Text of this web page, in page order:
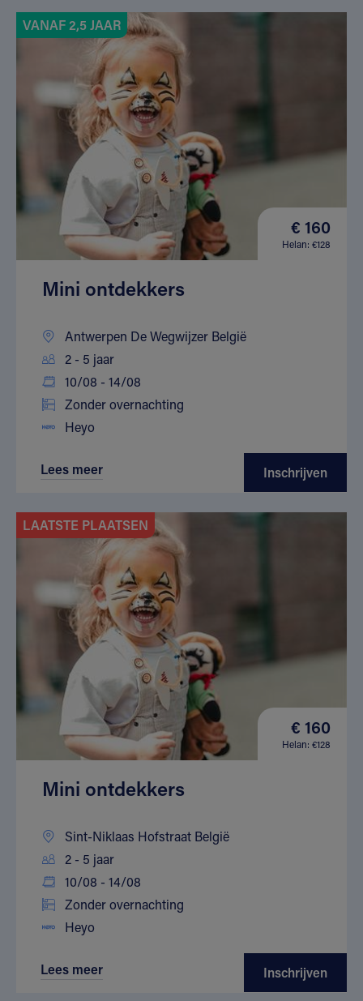
VANAF 2,5 JAAR
€ 160
Helan: €128
Mini ontdekkers
Antwerpen De Wegwijzer België
2 - 5 jaar
10/08 - 14/08
Zonder overnachting
Heyo
Lees meer Inschrijven
LAATSTE PLAATSEN
€ 160
Helan: €128
Mini ontdekkers
Sint-Niklaas Hofstraat België
2 - 5 jaar
10/08 - 14/08
Zonder overnachting
Heyo
Lees meer Inschrijven